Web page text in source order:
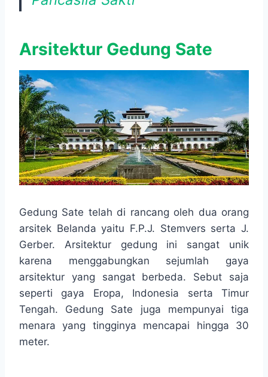
Arsitektur Gedung Sate
Gedung Sate telah di rancang oleh dua orang
arsitek Belanda yaitu F.P.J. Stemvers serta J.
Gerber. Arsitektur gedung ini sangat unik
karena menggabungkan sejumlah gaya
arsitektur yang sangat berbeda. Sebut saja
seperti gaya Eropa, Indonesia serta Timur
Tengah. Gedung Sate juga mempunyai tiga
menara yang tingginya mencapai hingga 30
meter.